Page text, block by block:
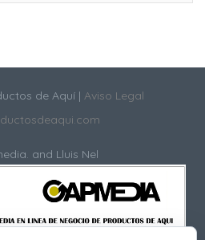
de Aquí | Aviso Legal
and Lluis Nel